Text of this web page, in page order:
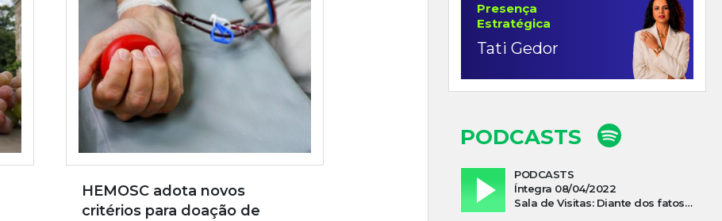
HEMOSC adota novos
critérios para doação de
Presença
Estratégica
Tati Gedor
PODCASTS
PODCASTS
Íntegra 08/04/2022
Sala de Visitas: Diante dos fatos que influenciam a economia o que podemos esperar de 2022